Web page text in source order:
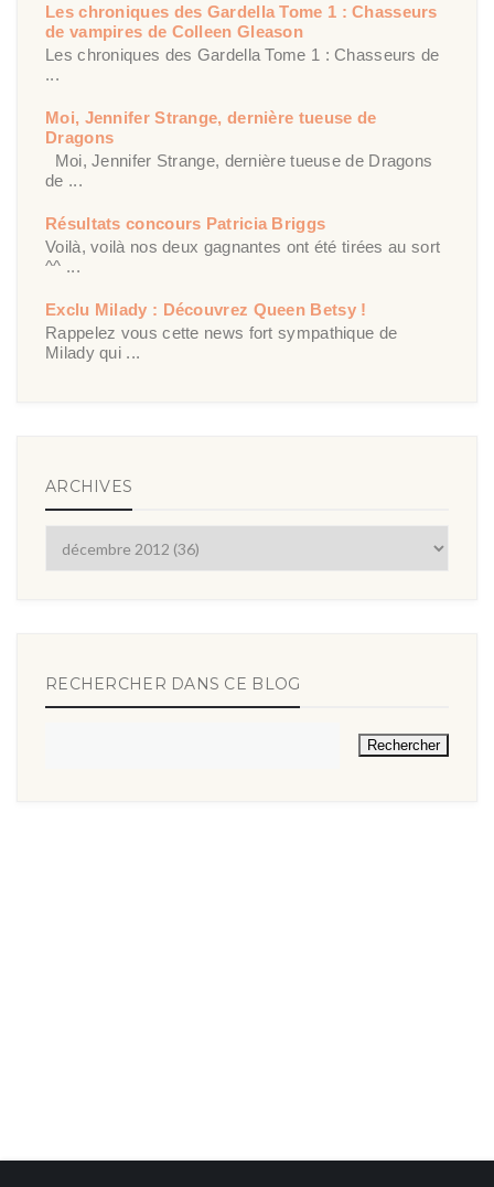
Les chroniques des Gardella Tome 1 : Chasseurs
de vampires de Colleen Gleason
Les chroniques des Gardella Tome 1 : Chasseurs de
...
Moi, Jennifer Strange, dernière tueuse de
Dragons
Moi, Jennifer Strange, dernière tueuse de Dragons
de ...
Résultats concours Patricia Briggs
Voilà, voilà nos deux gagnantes ont été tirées au sort
^^ ...
Exclu Milady : Découvrez Queen Betsy !
Rappelez vous cette news fort sympathique de
Milady qui ...
ARCHIVES
RECHERCHER DANS CE BLOG